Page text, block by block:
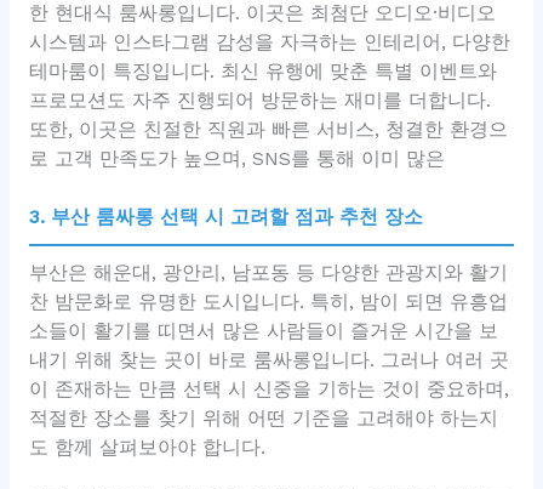
한 현대식 룸싸롱입니다. 이곳은 최첨단 오디오·비디오
시스템과 인스타그램 감성을 자극하는 인테리어, 다양한
테마룸이 특징입니다. 최신 유행에 맞춘 특별 이벤트와
프로모션도 자주 진행되어 방문하는 재미를 더합니다.
또한, 이곳은 친절한 직원과 빠른 서비스, 청결한 환경으
로 고객 만족도가 높으며, SNS를 통해 이미 많은
3. 부산 룸싸롱 선택 시 고려할 점과 추천 장소
부산은 해운대, 광안리, 남포동 등 다양한 관광지와 활기
찬 밤문화로 유명한 도시입니다. 특히, 밤이 되면 유흥업
소들이 활기를 띠면서 많은 사람들이 즐거운 시간을 보
내기 위해 찾는 곳이 바로 룸싸롱입니다. 그러나 여러 곳
이 존재하는 만큼 선택 시 신중을 기하는 것이 중요하며,
적절한 장소를 찾기 위해 어떤 기준을 고려해야 하는지
도 함께 살펴보아야 합니다.